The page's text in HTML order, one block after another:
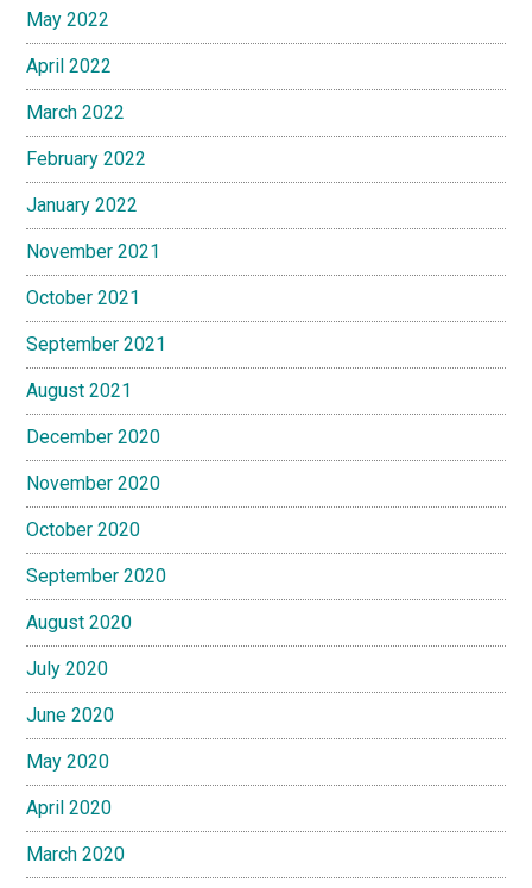
May 2022
April 2022
March 2022
February 2022
January 2022
November 2021
October 2021
September 2021
August 2021
December 2020
November 2020
October 2020
September 2020
August 2020
July 2020
June 2020
May 2020
April 2020
March 2020